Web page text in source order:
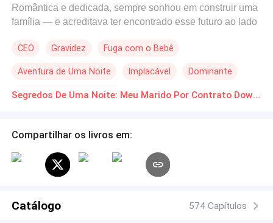
Romântica e dedicada, sempre sonhou em construir uma
família — e acreditava ter encontrado esse futuro ao lado
dopada pelo próprio namorado — que planejava “vender”
uma troca de suítes muda tudo: Olívia acaba nos braços
de um CEO frio, viciado em mulheres, que não acredita
salvar o irmão das garras de agiotas e proteger o pai
pagar a dívida… e acaba nas mãos de Liam Holt. Ele
precisa se casar e ter um filho legítimo para herdar a
Pressionada, aceita um casamento por contrato de um
CEO Gravidez Fuga com o Bebê
Aventura de Uma Noite Implacável Dominante
POV em Terceira Pessoa Segredos De Uma Noite: Meu Marido Por Contrato Download gratuito de Novelas Online em PDF
Compartilhar os livros em:
Catálogo 574 Capítulos